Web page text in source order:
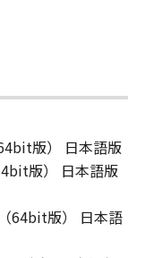
版） 日本語版
版） 日本語版
64bit版） 日本語